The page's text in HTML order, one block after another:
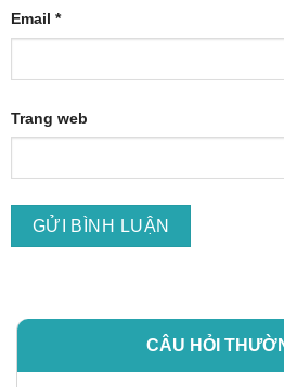
Email *
Trang web
CÂU HỎI